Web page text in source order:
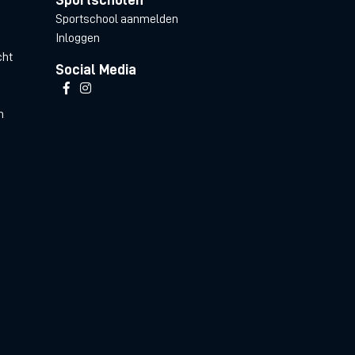
Sportschool aanmelden
Inloggen
Social Media